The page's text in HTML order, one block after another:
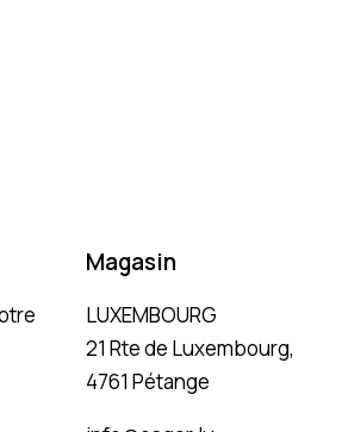
Magasin
LUXEMBOURG
21 Rte de Luxembourg,
4761 Pétange